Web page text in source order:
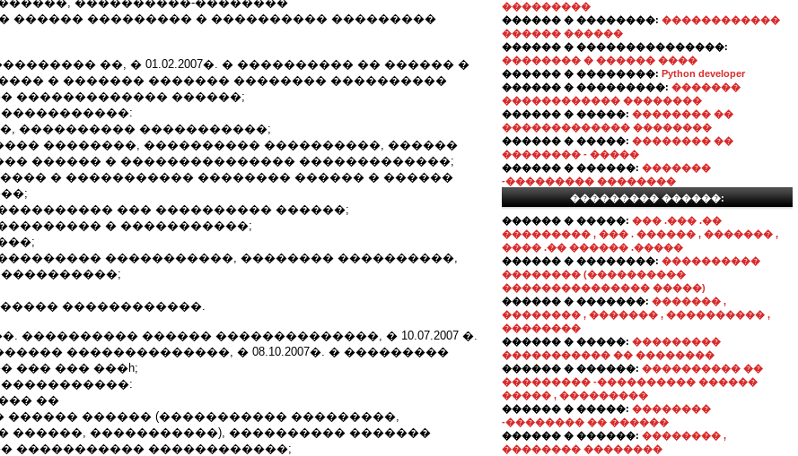
������ ��������� � ���������� ���������
��������� ��, � 01.02.2007�. � ���������� �� ������ �
� ������� ������� �������� ����������
������������� ������;
���������� �����������;
��������, ���������� ����������, ������
������ � ��������������� �������������;
� ����������� �������� ������ � ������
��� ���������� ������;
� �����������;
�����������, �������� ����������,
������������.
��. ���������� ������ ��������������, � 10.07.2007 �.
��������������, � 08.10.2007�. � ���������
��� ��� ���һ;
��
������ ������ (����������� ���������,
������, �����������), ���������� �������
����������� ������������;
���������
������ � ��������: ������������
������ ������
������ � ���������������:
�������� � ������ ����
������ � ��������: Python developer
������ � ���������: �������
������������ ��������
������ � �����: �������� ��
������������� ��������
������ � �����: �������� ��
�������� - �����
������ � ������: �������
-��������� ��������
��������� ������:
������ � �����: ��� .��� .��
��������� , ��� . ������ , ������� ,
���� .�� ������ .�����
������ � ��������: ����������
�������� (����������
��������������� �����)
������ � �������: ������� ,
�������� , ������� , ���������� ,
��������
������ � �����: ���������
����������� �� ��������
������ � ������: ���������� ��
��������� -���������� ������
����� , ���������
������ � �����: ��������
-�������� �� ������
������ � ������: �������� ,
�������� ��������